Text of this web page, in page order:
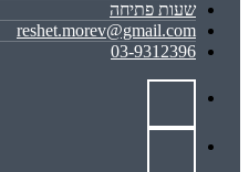
שעות פתיחה
reshet.morev@gmail.com
03-9312396